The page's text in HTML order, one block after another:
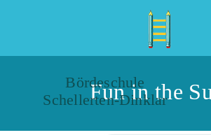
Bördeschule
Schellerten-Dinklar
Fun in the